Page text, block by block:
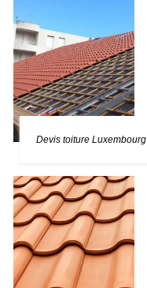
Devis toiture Luxembourg